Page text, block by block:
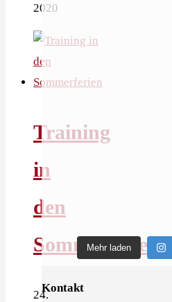
2020
Training
in
den
Sommerferien
24.
Mehr laden
Kontakt